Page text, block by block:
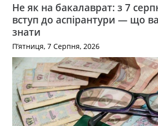
Не як на бакалаврат: з 7
вступ до аспірантури — що
знати
П’ятниця, 7 Серпня, 2026